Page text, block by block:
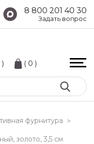
8 800 201 40 30
Задать вопрос
( 0 )
фурнитура >
золото, 3,5 см